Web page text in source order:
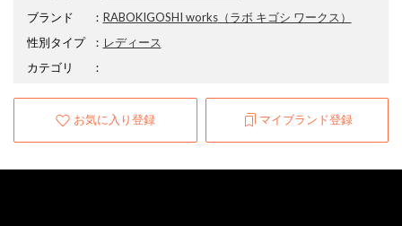
ブランド
： RABOKIGOSHI works（ラボ キゴシ ワークス）
性別タイプ
： レディース
カテゴリ
：
お気に入り登録 マイブランド登録